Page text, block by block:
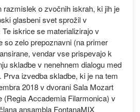
razmislek o zvočnih iskrah, ki jih je
glasbeni svet sprožil v
iskrice se materializirajo v
so zelo prepoznavni (na primer
vendar vse prispevajo k
skladbe v nenehnem dialogu med
izvedba skladbe, ki je na tem
2018 v dvorani Sala Mozart
(Regia Accademia Filarmonica) v
ansambla FontanaMIX